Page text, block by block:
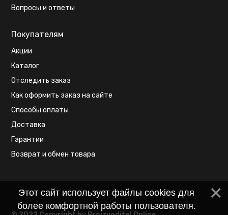
Вопросы и ответы
Покупателям
Акции
Каталог
Отследить заказ
Как оформить заказ на сайте
Способы оплаты
Доставка
Гарантии
Возврат и обмен товара
Этот сайт использует файлы cookies для
более комфортной работы пользователя.